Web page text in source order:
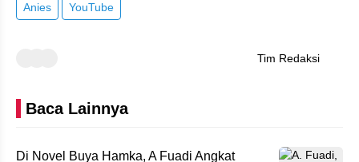
Anies YouTube
Tim Redaksi
Baca Lainnya
Di Novel Buya Hamka, A Fuadi Angkat